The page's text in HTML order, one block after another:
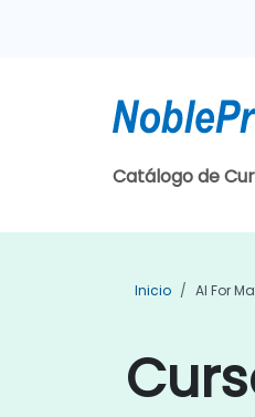
Catálogo de
Inicio AI For